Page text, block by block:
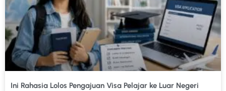
Ini Rahasia Lolos Pengajuan Visa Pelajar ke Luar Negeri